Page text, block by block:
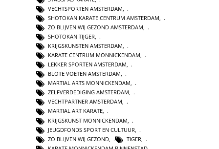
VECHTSPORTEN AMSTERDAM
SHOTOKAN KARATE CENTRUM AMSTERDAM
ZO BLIJVEN WIJ GEZOND AMSTERDAM
SHOTOKAN TIJGER
KRIJGSKUNSTEN AMSTERDAM,
KARATE CENTRUM MONNICKENDAM,
LEKKER SPORTEN AMSTERDAM,
BLOTE VOETEN AMSTERDAM,
MARTIAL ARTS MONNICKENDAM,
ZELFVERDEDIGING AMSTERDAM,
VECHTPARTNER AMSTERDAM,
MARTIAL ART KARATE,
KRIJGSKUNST MONNICKENDAM
JEUGDFONDS SPORT EN CULTUUR
ZO BLIJVEN WIJ GEZOND
TIGER